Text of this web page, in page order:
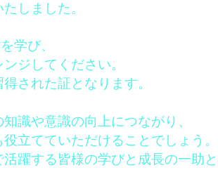
しました。
学び、
ジしてください。
された証となります。
識や意識の向上につながり、
立てていただけることでしょう。
躍する皆様の学びと成長の一助